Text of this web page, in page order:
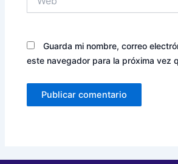
Guarda mi nombre, correo
este navegador para la próxima vez